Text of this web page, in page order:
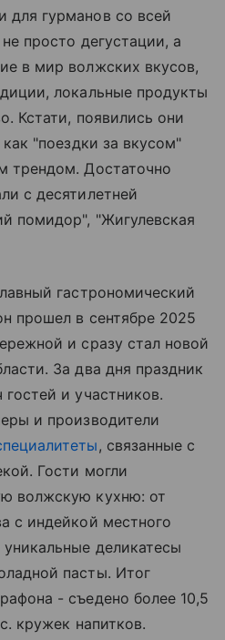
для гурманов со всей
просто дегустации, а
в мир волжских вкусов,
локальные продукты
Кстати, появились они
"поездки за вкусом"
трендом. Достаточно
с десятилетней
помидор", "Жигулевская
гастрономический
прошел в сентябре 2025
и сразу стал новой
За два дня праздник
и участников.
и производители
, связанные с
Гости могли
волжскую кухню: от
с индейкой местного
деликатесы
пасты. Итог
- съедено более 10,5
кружек напитков.